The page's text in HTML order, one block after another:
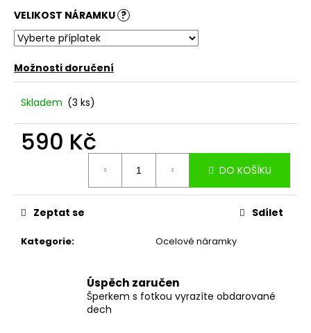
VELIKOST NÁRAMKU ?
Možnosti doručení
Skladem (3 ks)
590 Kč
DO KOŠÍKU
Kategorie: Ocelové náramky
Zeptat se Sdílet
Úspěch zaručen
Šperkem s fotkou vyrazíte obdarované
dech